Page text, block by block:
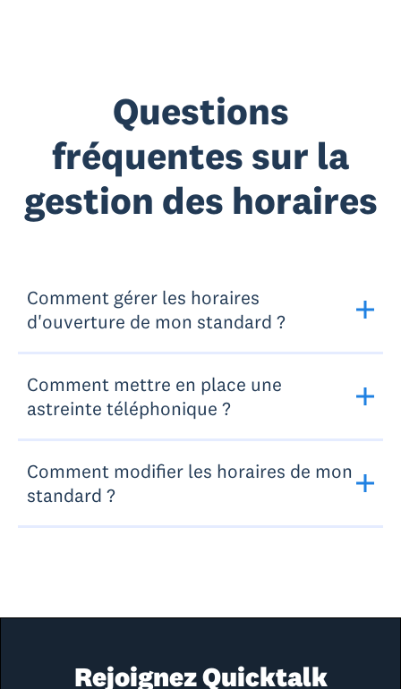
Questions
fréquentes sur la
gestion des horaires
Comment gérer les horaires
d'ouverture de mon standard ?
Comment mettre en place une
astreinte téléphonique ?
Comment modifier les horaires de mon
standard ?
Rejoignez Quicktalk